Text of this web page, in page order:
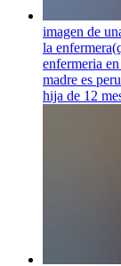
imagen de
la
enfermeria
madre es
hija de 12